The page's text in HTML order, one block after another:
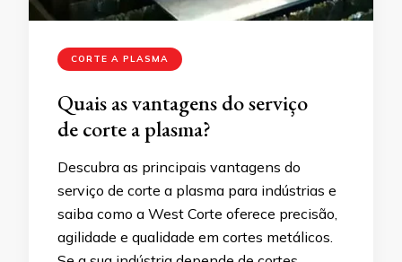
CORTE A PLASMA
Quais as vantagens do serviço
de corte a plasma?
Descubra as principais vantagens do
serviço de corte a plasma para indústrias e
saiba como a West Corte oferece precisão,
agilidade e qualidade em cortes metálicos.